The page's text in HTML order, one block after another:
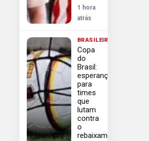
1 hora
atrás
BRASILEIRÃO
Copa
do
Brasil:
esperança
para
times
que
lutam
contra
o
rebaixamento